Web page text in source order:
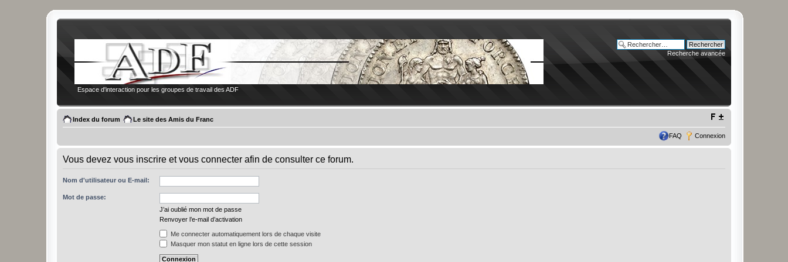
Espace d'interaction pour les groupes de travail des ADF
Recherche avancée
Index du forum Le site des Amis du Franc
FAQ Connexion
Vous devez vous inscrire et vous connecter afin de consulter ce forum.
Nom d'utilisateur ou E-mail:
Mot de passe:
J’ai oublié mon mot de passe
Renvoyer l’e-mail d’activation
Me connecter automatiquement lors de chaque visite
Masquer mon statut en ligne lors de cette session